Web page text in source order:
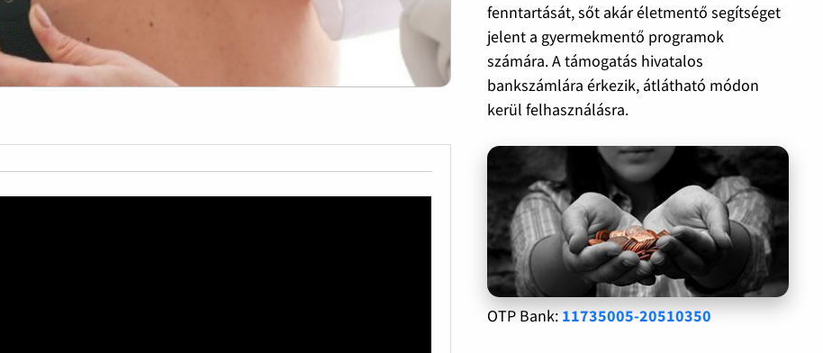
fenntartását, sőt akár életmentő segítséget
jelent a gyermekmentő programok
számára. A támogatás hivatalos
bankszámlára érkezik, átlátható módon
kerül felhasználásra.
OTP Bank: 11735005-20510350